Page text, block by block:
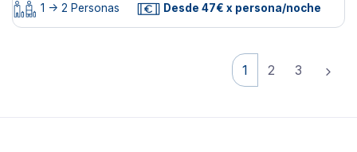
1 -> 2 Personas Desde 47€ x persona/noche
1 2 3